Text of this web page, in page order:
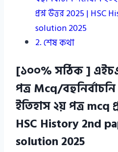
প্রশ্ন উত্তর 2025 |
solution 2025
শেষ কথা
[১০০% সঠিক ]
পত্র Mcq/
ইতিহাস ২য় পত্র mcq
HSC History 2nd
solution 2025